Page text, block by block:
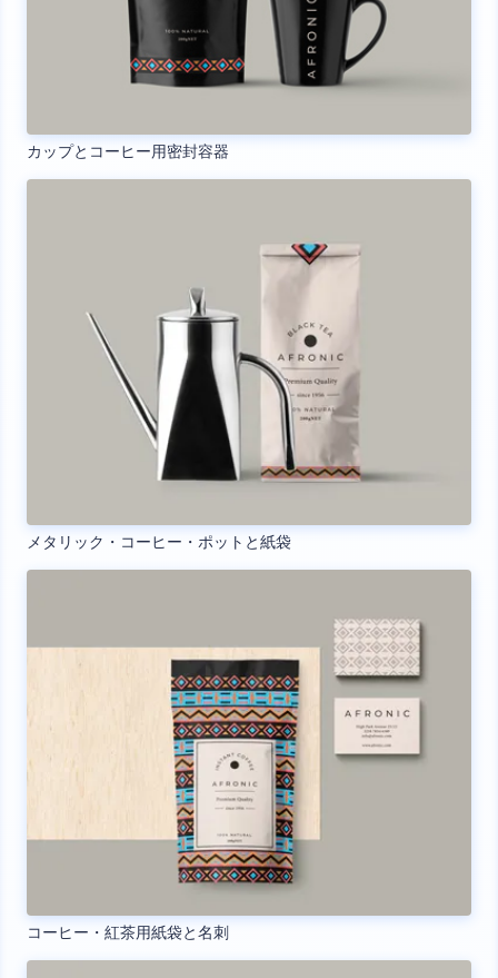
カップとコーヒー用密封容器
メタリック・コーヒー・ポットと紙袋
コーヒー・紅茶用紙袋と名刺